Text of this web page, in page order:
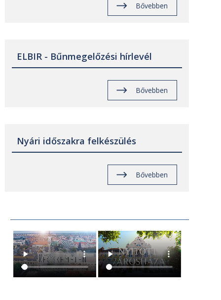
Bővebben
ELBIR - Bűnmegelőzési hírlevél
Bővebben
Nyári időszakra felkészülés
Bővebben